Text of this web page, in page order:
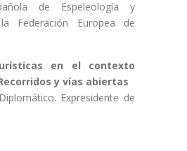
de Espeleología y
Federación Europea de
en el contexto
y vías abiertas
Expresidente de